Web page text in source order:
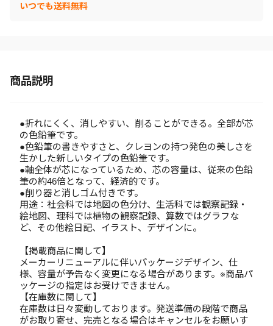
いつでも送料無料
商品説明
●折れにくく、消しやすい、削ることができる。全部が芯
の色鉛筆です。
●色鉛筆の書きやすさと、クレヨンの持つ発色の美しさを
生かした新しいタイプの色鉛筆です。
●軸全体が芯になっているため、芯の容量は、従来の色鉛
筆の約46倍となって、経済的です。
●削り器と消しゴム付きです。
用途：社会科では地図の色分け、生活科では観察記録・
絵地図、理科では植物の観察記録、算数ではグラフな
ど、その他絵日記、イラスト、デザインに。
【掲載商品に関して】
メーカーリニューアルに伴いパッケージデザイン、仕
様、容量が予告なく変更になる場合があります。※商品パ
ッケージの指定はお受けできません。
【在庫数に関して】
在庫数は日々変動しております。発送準備の段階で商品
がお取り寄せ、完売となる場合はキャンセルをお願いす